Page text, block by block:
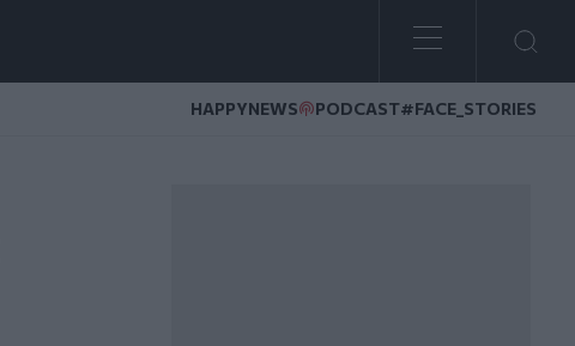
HAPPYNEWS PODCAST#FACE_STORIES